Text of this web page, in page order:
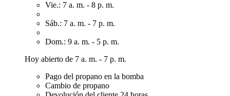
Vie.: 7 a. m. - 8 p. m.
Sáb.: 7 a. m. - 7 p. m.
Dom.: 9 a. m. - 5 p. m.
Hoy abierto de 7 a. m. - 7 p. m.
Pago del propano en la bomba
Cambio de propano